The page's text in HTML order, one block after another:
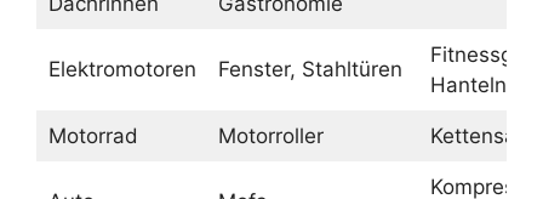
Elektromotoren Fenster, Stahltüren
Hanteln
Motorrad Motorroller Kettensäge